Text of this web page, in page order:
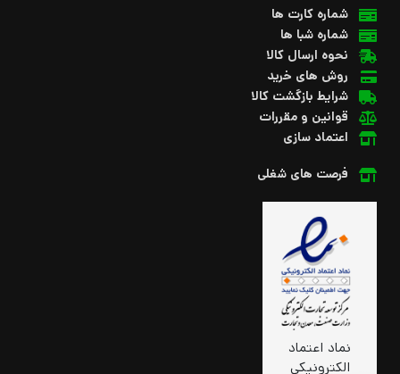
شماره کارت ها
شماره شبا ها
نحوه ارسال کالا
روش های خرید
شرایط بازگشت کالا
قوانین و مقررات
اعتماد سازی
فرصت های شغلی
نماد اعتماد
الکترونیکی